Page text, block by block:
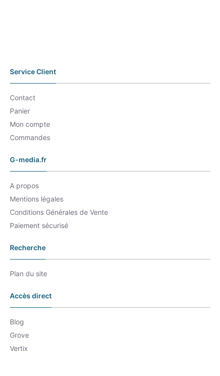
Service Client
Contact
Panier
Mon compte
Commandes
G-media.fr
A propos
Mentions légales
Conditions Générales de Vente
Paiement sécurisé
Recherche
Plan du site
Accès direct
Blog
Grove
Vertix